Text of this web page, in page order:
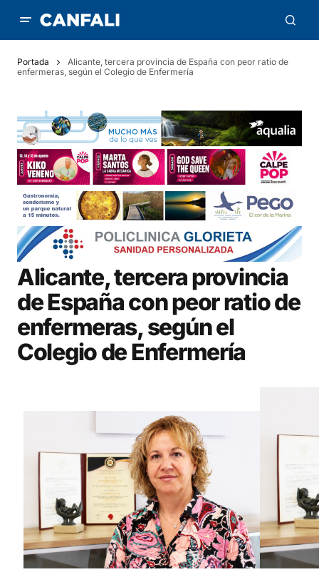
Portada
Alicante, tercera provincia de España con peor ratio de
enfermeras, según el Colegio de Enfermería
Alicante, tercera provincia
de España con peor ratio de
enfermeras, según el
Colegio de Enfermería